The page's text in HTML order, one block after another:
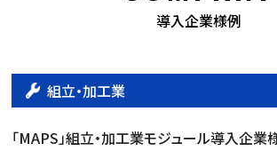
導入企業様例
組立・加工業
「MAPS」組立・加工業モジュール導入企業